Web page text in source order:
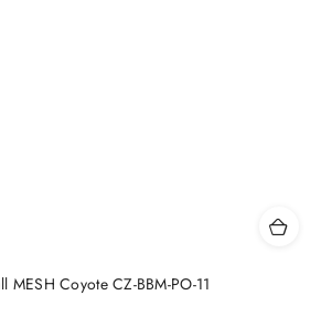
MESH Coyote CZ-BBM-PO-11